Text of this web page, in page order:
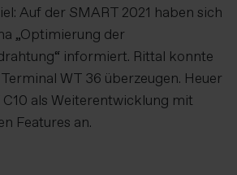
Auf der SMART 2021 haben sich
„Optimierung der
informiert. Rittal konnte
WT 36 überzeugen. Heuer
als Weiterentwicklung mit
Features an.